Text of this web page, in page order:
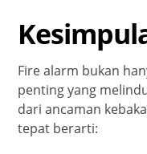
Fire alarm bukan
penting yang
dari ancaman
tepat berarti: